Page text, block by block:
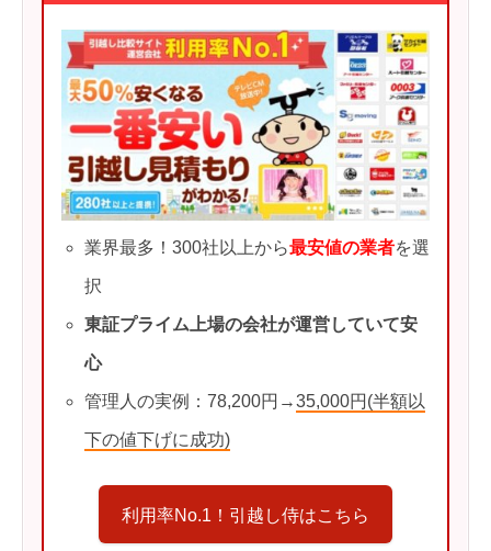
業界最多！300社以上から最安値の業者を選
択
東証プライム上場の会社が運営していて安
心
管理人の実例：78,200円→35,000円(半額以
下の値下げに成功)
利用率No.1！引越し侍はこちら